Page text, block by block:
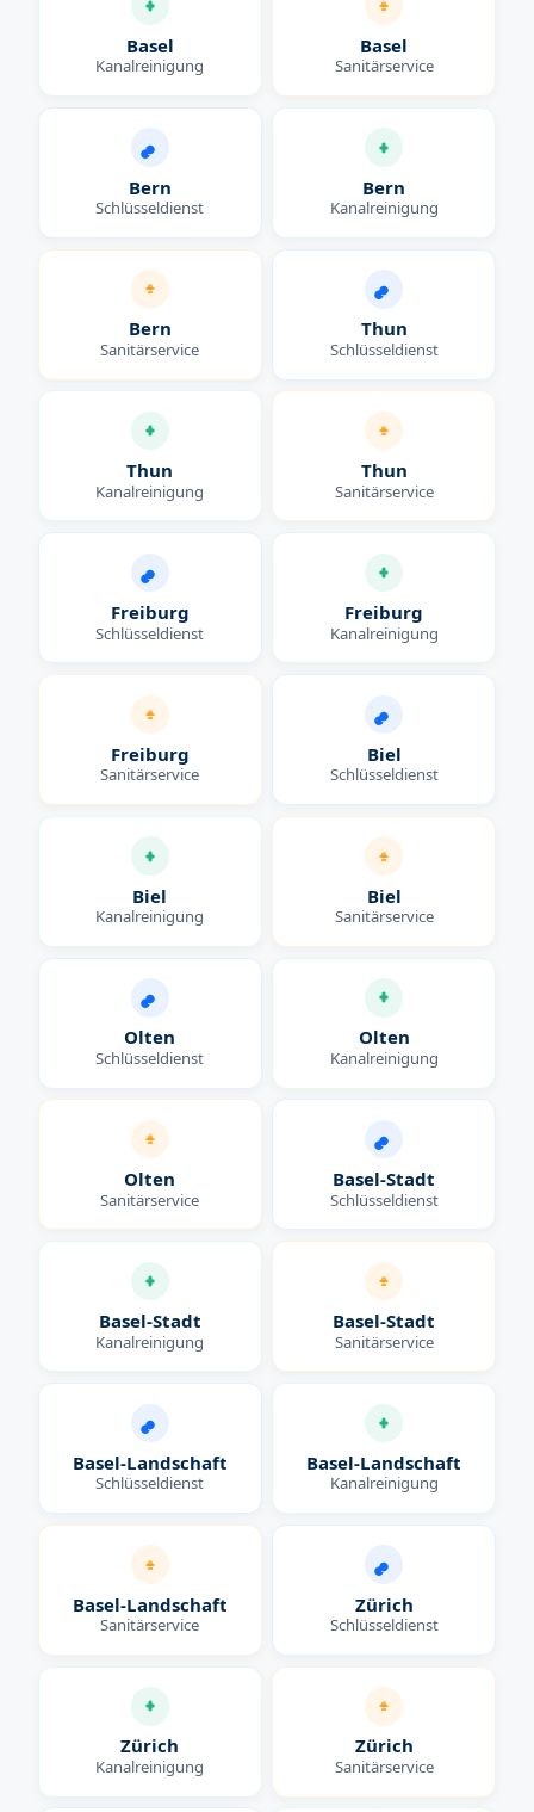
Basel
Kanalreinigung
Basel
Sanitärservice
Bern
Schlüsseldienst
Bern
Kanalreinigung
Bern
Sanitärservice
Thun
Schlüsseldienst
Thun
Kanalreinigung
Thun
Sanitärservice
Freiburg
Schlüsseldienst
Freiburg
Kanalreinigung
Freiburg
Sanitärservice
Biel
Schlüsseldienst
Biel
Kanalreinigung
Biel
Sanitärservice
Olten
Schlüsseldienst
Olten
Kanalreinigung
Olten
Sanitärservice
Basel-Stadt
Schlüsseldienst
Basel-Stadt
Kanalreinigung
Basel-Stadt
Sanitärservice
Basel-Landschaft
Schlüsseldienst
Basel-Landschaft
Kanalreinigung
Basel-Landschaft
Sanitärservice
Zürich
Schlüsseldienst
Zürich
Kanalreinigung
Zürich
Sanitärservice